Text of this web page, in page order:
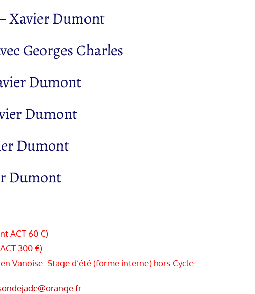
Xavier Dumont
Georges Charles
Dumont
Dumont
Dumont
Dumont
ACT 60 €)
300 €)
Vanoise. Stage d’été (forme interne) hors Cycle